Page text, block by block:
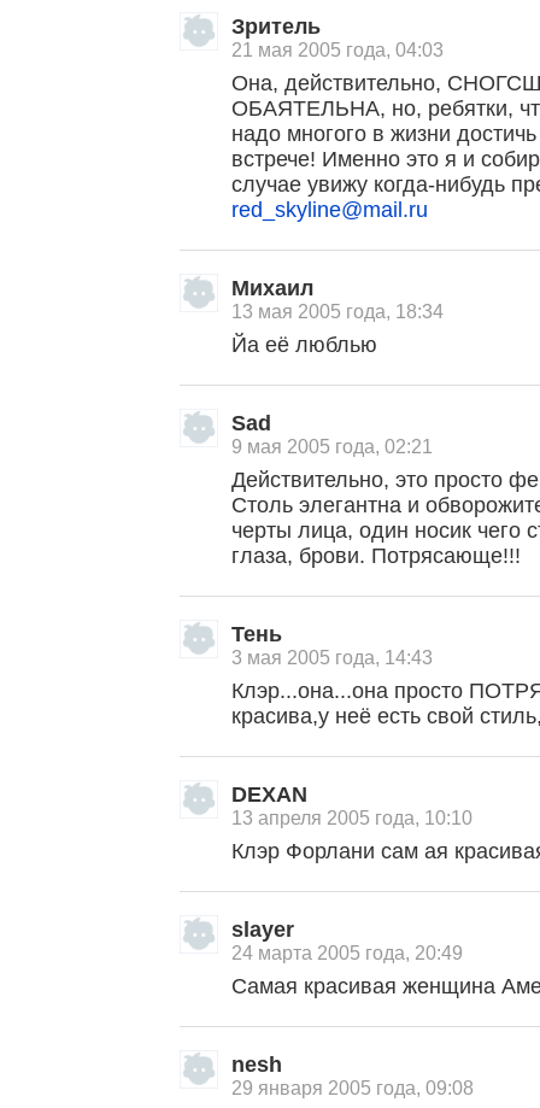
Зритель
21 мая 2005 года, 04:03
Она, действительно,
ОБАЯТЕЛЬНА, но, ребятки,
надо многого в жизни
встрече! Именно это я и
случае увижу когда-нибудь
red_skyline@mail.ru
Михаил
13 мая 2005 года, 18:34
Йа её люблью
Sad
9 мая 2005 года, 02:21
Действительно, это просто
Столь элегантна и
черты лица, один носик чего
глаза, брови. Потрясающе!!!
Тень
3 мая 2005 года, 14:43
Клэр...она...она просто
красива,у неё есть свой
DEXAN
13 апреля 2005 года, 10:10
Клэр Форлани сам ая
slayer
24 марта 2005 года, 20:49
Самая красивая женщина
nesh
29 января 2005 года, 09:08